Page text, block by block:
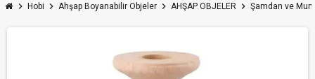
chevron_right Hobi chevron_right Ahşap Boyanabilir Objeler chevron_right AHŞAP OBJELER chevron_right Şamdan ve